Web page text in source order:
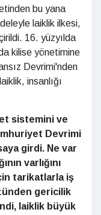
bu yana
laiklik ilkesi,
16. yüzyılda
kilise yönetimine
Devrimi'nden
insanlığı
sistemini ve
Devrimi
girdi. Ne var
varlığını
tarikatlarla iş
gericilik
laiklik büyük